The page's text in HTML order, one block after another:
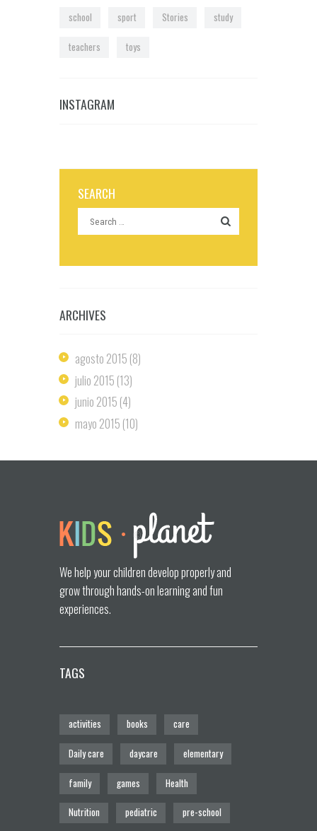
school sport Stories study
teachers toys
INSTAGRAM
SEARCH
ARCHIVES
agosto 2015 (8)
julio 2015 (13)
junio 2015 (4)
mayo 2015 (10)
We help your children develop properly and
grow through hands-on learning and fun
experiences.
TAGS
activities books care
Daily care daycare elementary
family games Health
Nutrition pediatric pre-school